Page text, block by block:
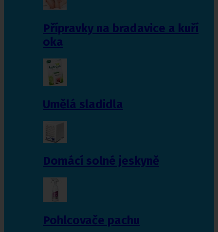
Přípravky na bradavice a kuří
oka
Umělá sladidla
Domácí solné jeskyně
Pohlcovače pachu